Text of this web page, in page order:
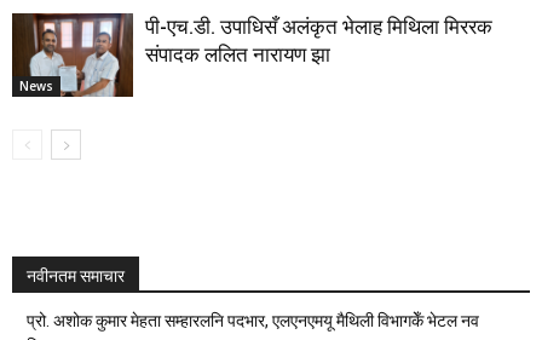
News
पी-एच.डी. उपाधिसँ अलंकृत भेलाह मिथिला मिररक
संपादक ललित नारायण झा
नवीनतम समाचार
प्रो. अशोक कुमार मेहता सम्हारलनि पदभार, एलएनएमयू मैथिली विभागकेँ भेटल नव